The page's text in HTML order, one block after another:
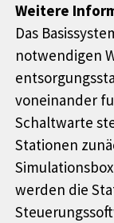
Weitere
Das
notwendigen
voneinander
Schaltwarte
Stationen
werden die